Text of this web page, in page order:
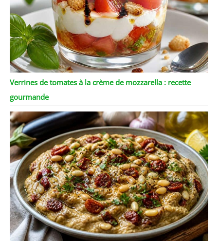
Verrines de tomates à la crème de mozzarella : recette
gourmande